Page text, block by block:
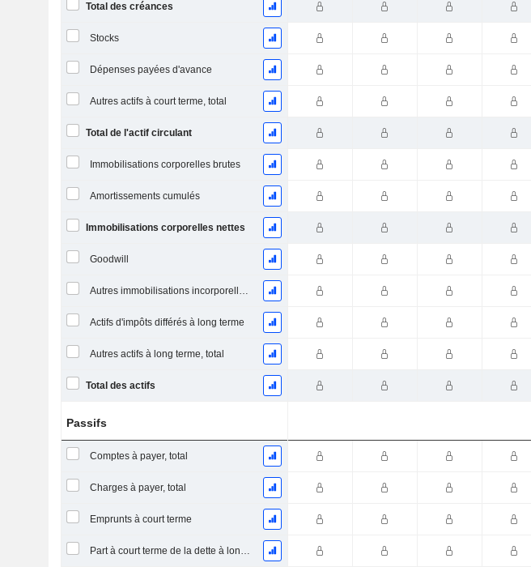
Total des créances
Stocks
Dépenses payées d'avance
Autres actifs à court terme, total
Total de l'actif circulant
Immobilisations corporelles brutes
Amortissements cumulés
Immobilisations corporelles nettes
Goodwill
Autres immobilisations incorporelles, total
Actifs d'impôts différés à long terme
Autres actifs à long terme, total
Total des actifs
Passifs
Comptes à payer, total
Charges à payer, total
Emprunts à court terme
Part à court terme de la dette à long terme